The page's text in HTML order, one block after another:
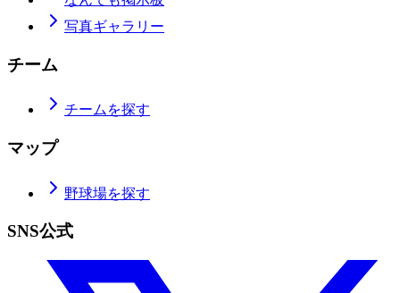
写真ギャラリー
チーム
チームを探す
マップ
野球場を探す
SNS公式